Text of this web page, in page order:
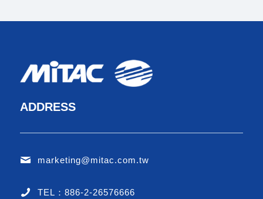
ADDRESS
marketing@mitac.com.tw
TEL：886-2-26576666